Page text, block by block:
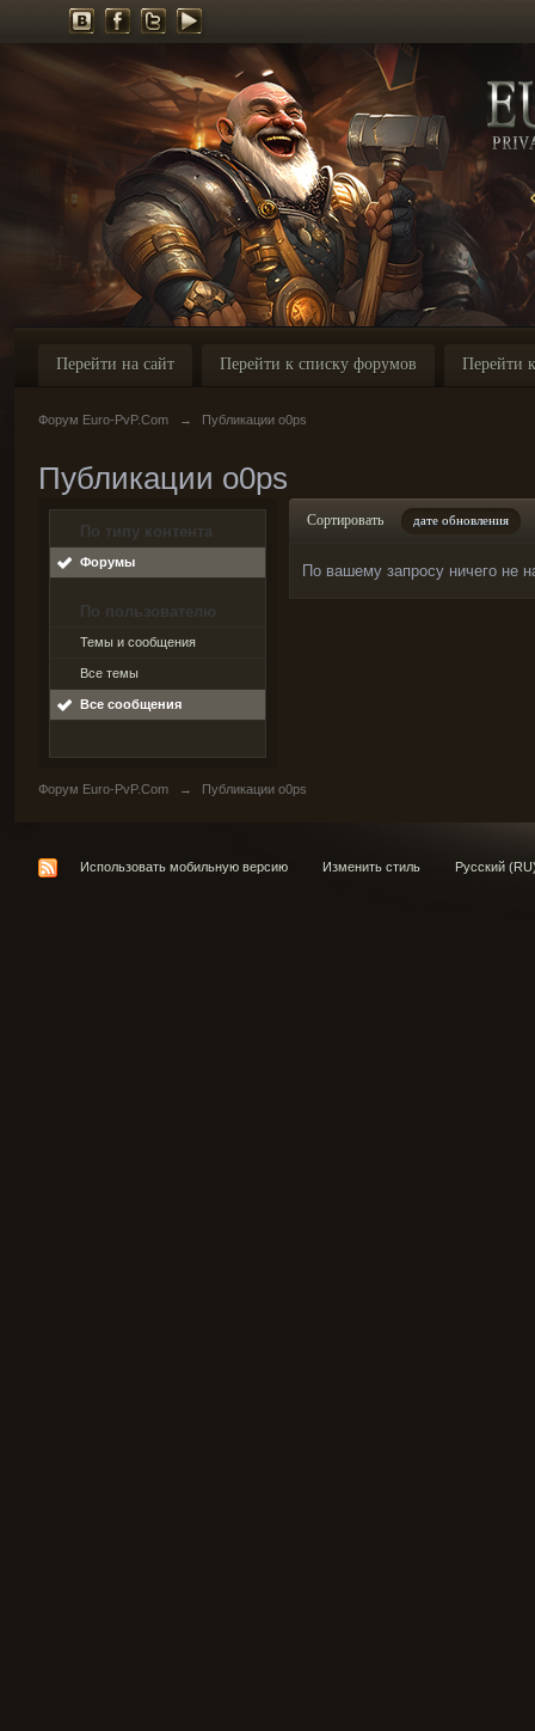
Перейти на сайт Перейти к списку форумов Перейти
Форум Euro-PvP.Com → Публикации o0ps
Публикации o0ps
По типу контента
Форумы
По пользователю
Темы и сообщения
Все темы
Все сообщения
Сортировать дате обновления
По вашему запросу ничего не
Форум Euro-PvP.Com → Публикации o0ps
Использовать мобильную версию Изменить стиль Русский